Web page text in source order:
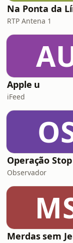
Na Ponta da
RTP Antena 1
Apple u
iFeed
Operação Stop
Observador
Merdas sem